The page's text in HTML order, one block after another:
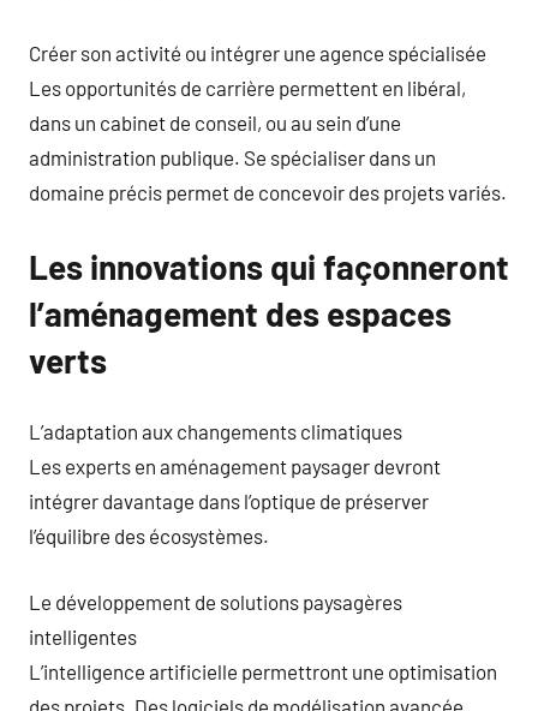
Créer son activité ou intégrer une agence spécialisée
Les opportunités de carrière permettent en libéral,
dans un cabinet de conseil, ou au sein d’une
administration publique. Se spécialiser dans un
domaine précis permet de concevoir des projets variés.
Les innovations qui façonneront
l’aménagement des espaces
verts
L’adaptation aux changements climatiques
Les experts en aménagement paysager devront
intégrer davantage dans l’optique de préserver
l’équilibre des écosystèmes.
Le développement de solutions paysagères
intelligentes
L’intelligence artificielle permettront une optimisation
des projets. Des logiciels de modélisation avancée